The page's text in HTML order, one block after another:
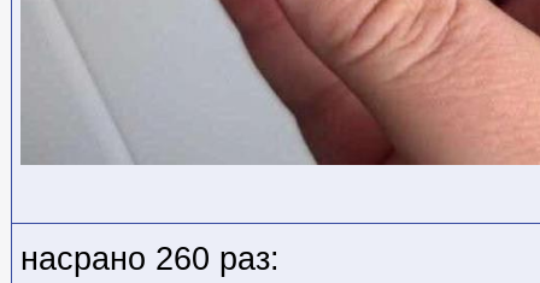
насрано 260 раз: